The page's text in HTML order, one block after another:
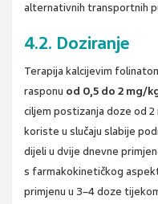
alternativnih transportnih
4.2. Doziranje
Terapija kalcijevim
rasponu od 0,5 do 2 mg/
ciljem postizanja doze od
koriste u slučaju slabije
dijeli u dvije dnevne
s farmakokinetičkog
primjenu u 3–4 doze